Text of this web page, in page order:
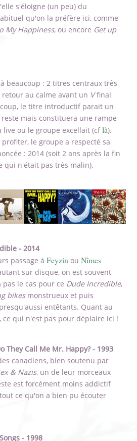
s'éloigne (un peu) du
qu'on la préfère ici, comme
My Happiness, ou encore Get up
beaucoup : 2 titres centraux très
au calme avant un Vfinal
le titre introductif parait un
mais constituera une rampe
live ou le groupe excellait (cflà).
le groupe a respecté sa
: 2014 (soit 2 ans après la fin
qui n'était pas très malin).
- 2014
passage àFeyzin ouNîmes
sur disque, on est souvent
pas le cas pour ce Dude Incredible,
bikesmonstrueux et puis
entêtants. Quant au
ce qui n'est pas pour déplaire ici !
They Call Me Mr. Happy? - 1993
canadiens, bien soutenu par
& Nazis, un de leur morceaux
est forcément moins addictif
ce qu'on a bien pu écouter
- 1998